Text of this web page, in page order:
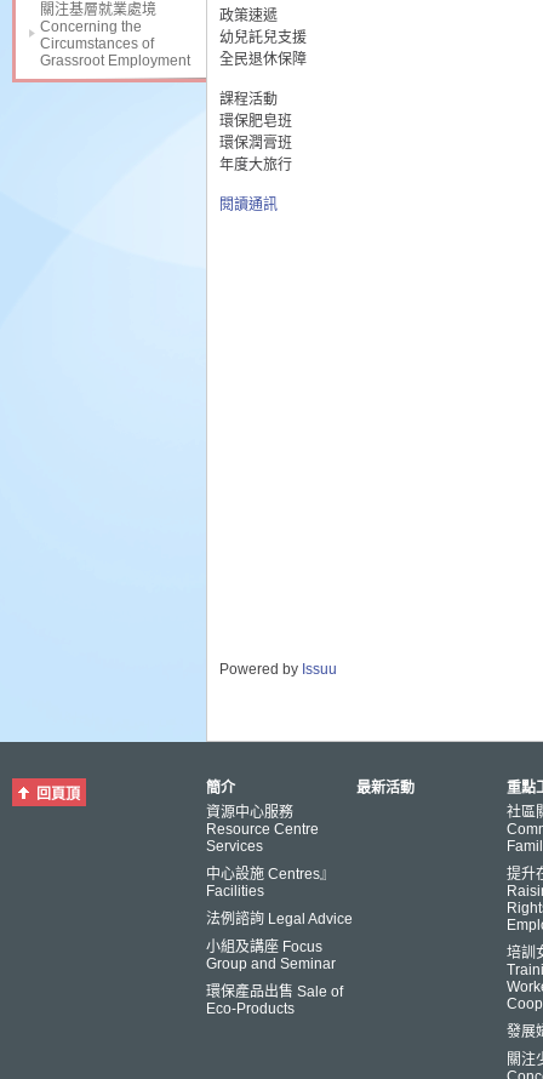
關注基層就業處境
Concerning the
Circumstances of
Grassroot Employment
政策速遞
幼兒託兒支援
全民退休保障
課程活動
環保肥皂班
環保潤膏班
年度大旅行
閱讀通訊
Powered by Issuu
回頁頂
簡介
資源中心服務
Resource Centre
Services
中心設施 Centres』
Facilities
法例諮詢 Legal Advice
小組及講座 Focus
Group and Seminar
環保產品出售 Sale of
Eco-Products
最新活動
重點
社區
提升
培訓
發展
關注